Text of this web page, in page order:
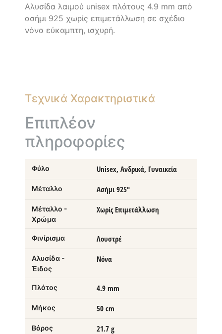
Αλυσίδα λαιμού unisex πλάτους 4.9 mm από
ασήμι 925 χωρίς επιμετάλλωση σε σχέδιο
νόνα εύκαμπτη, ισχυρή.
Τεχνικά Χαρακτηριστικά
Επιπλέον
πληροφορίες
Φύλο Unisex, Ανδρικά, Γυναικεία
Μέταλλο Ασήμι 925°
Μέταλλο -
Χρώμα
Χωρίς Επιμετάλλωση
Φινίρισμα Λουστρέ
Αλυσίδα -
Έιδος
Νόνα
Πλάτος 4.9 mm
Μήκος 50 cm
Βάρος 21.7 g